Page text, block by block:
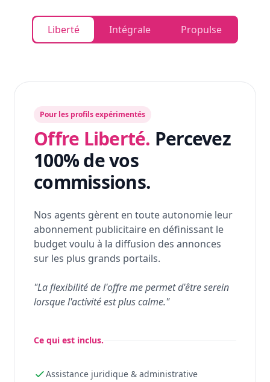
Liberté Intégrale Propulse
Pour les profils expérimentés
Offre Liberté. Percevez
100% de vos
commissions.
Nos agents gèrent en toute autonomie leur
abonnement publicitaire en définissant le
budget voulu à la diffusion des annonces
sur les plus grands portails.
"La flexibilité de l'offre me permet d'être serein
lorsque l'activité est plus calme."
Ce qui est inclus.
Assistance juridique & administrative